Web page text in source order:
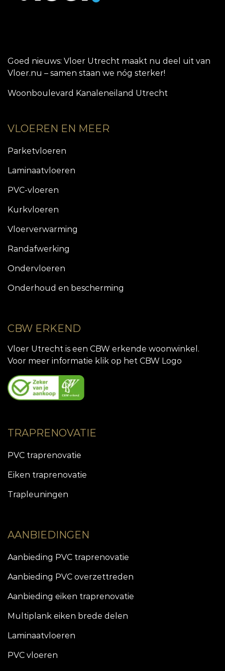
Goed nieuws: Vloer Utrecht maakt nu deel uit van
Vloer.nu – samen staan we nóg sterker!
Woonboulevard Kanaleneiland Utrecht
VLOEREN EN MEER
Parketvloeren
Laminaatvloeren
PVC-vloeren
Kurkvloeren
Vloerverwarming
Randafwerking
Ondervloeren
Onderhoud en bescherming
CBW ERKEND
Vloer Utrecht is een CBW erkende woonwinkel.
Voor meer informatie klik op het CBW Logo
TRAPRENOVATIE
PVC traprenovatie
Eiken traprenovatie
Trapleuningen
AANBIEDINGEN
Aanbieding PVC traprenovatie
Aanbieding PVC overzettreden
Aanbieding eiken traprenovatie
Multiplank eiken brede delen
Laminaatvloeren
PVC vloeren